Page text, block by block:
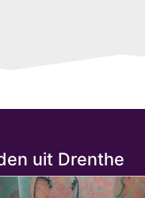
uit Drenthe